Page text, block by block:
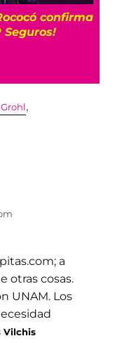
confirma
Seguros!
,
a
otras cosas.
UNAM. Los
Vilchis